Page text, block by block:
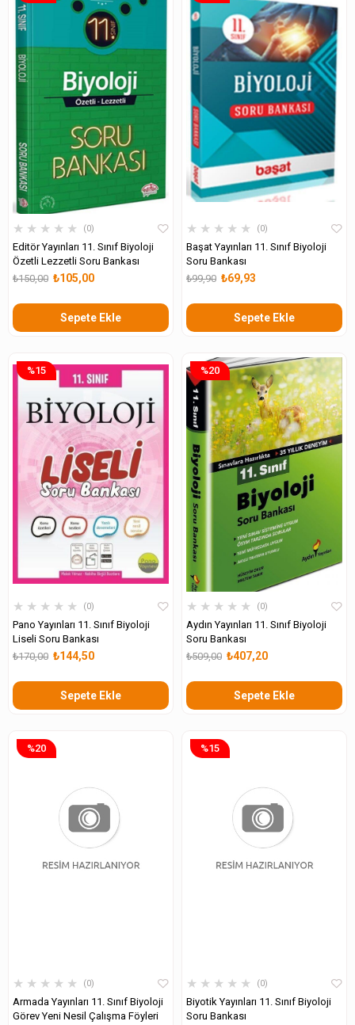
★ ★ ★ ★ ★ 0
Editör Yayınları 11. Sınıf Biyoloji
Özetli Lezzetli Soru Bankası
₺105,00
₺150,00
Sepete Ekle
★ ★ ★ ★ ★ 0
Başat Yayınları 11. Sınıf Biyoloji
Soru Bankası
₺69,93
₺99,90
Sepete Ekle
★ ★ ★ ★ ★ 0
Pano Yayınları 11. Sınıf Biyoloji
Liseli Soru Bankası
₺144,50
₺170,00
Sepete Ekle
%15
★ ★ ★ ★ ★ 0
Aydın Yayınları 11. Sınıf Biyoloji
Soru Bankası
₺407,20
₺509,00
Sepete Ekle
%20
★ ★ ★ ★ ★ 0
Armada Yayınları 11. Sınıf Biyoloji
Görev Yeni Nesil Çalışma Föyleri
%20
★ ★ ★ ★ ★ 0
Biyotik Yayınları 11. Sınıf Biyoloji
Soru Bankası
%15